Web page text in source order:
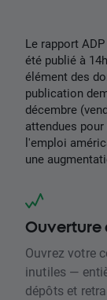
Le rapport
été publié à
élément des
publication
décembre
attendues
l'emploi
une
Ouverture
Ouvrez votre
inutiles —
dépôts et